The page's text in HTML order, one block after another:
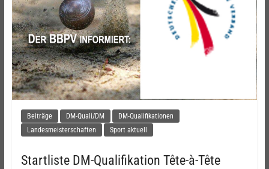
Beiträge DM-Quali/DM
DM-Qualifikationen
Landesmeisterschaften
Sport aktuell
Startliste DM-Qualifikation Tête-à-Tête